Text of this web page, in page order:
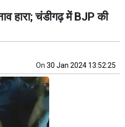
हारा; चंडीगढ़ में BJP की
On 30 Jan 2024 13:52:25